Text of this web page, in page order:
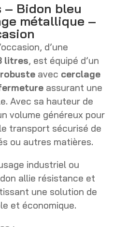
Bidon bleu
métallique –
d’une
litres, est équipé d’un
avec cerclage
assurant une
Avec sa hauteur de
volume généreux pour
transport sécurisé de
ou autres matières.
industriel ou
allie résistance et
une solution de
et économique.